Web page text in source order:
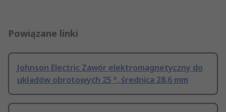
Powiązane linki
Johnson Electric Zawór elektromagnetyczny do
układów obrotowych 25 °, średnica 28.6 mm